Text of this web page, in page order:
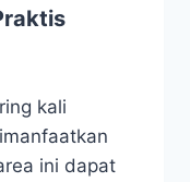
kali
ini dapat